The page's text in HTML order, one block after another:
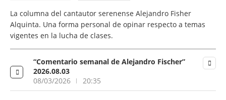
La columna del cantautor serenense Alejandro Fisher
Alquinta. Una forma personal de opinar respecto a temas
vigentes en la lucha de clases.
“Comentario semanal de Alejandro Fischer”
2026.08.03
08/03/2026
20:35